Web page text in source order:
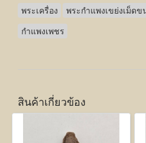
พระเครื่อง พระกำแพงเขย่งเม็ดข
กำแพงเพชร
สินค้าเกี่ยวข้อง